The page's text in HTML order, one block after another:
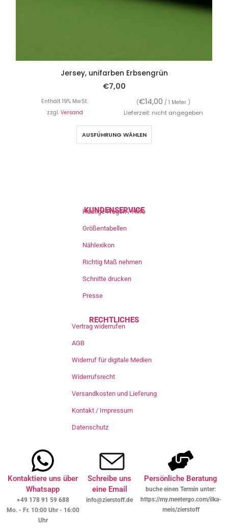
Jersey, unifarben Erbsengrün
€7,00
Enthält 19% MwSt. (€14,00 / 1 Meter )
zzgl. Versand Lieferzeit: nicht angegeben
AUSFÜHRUNG WÄHLEN
KUNDENSERVICE
Häufige Fragen / Hilfe
Größentabellen
Nählexikon
Richtig Maß nehmen
Schnitte drucken
Presse
RECHTLICHES
Vertrag widerrufen
AGB
Widerruf für digitale Medien
Widerrufsrecht
Versandkosten und Lieferung
Kontakt / Impressum
Datenschutz
Kontaktiere uns über
Whatsapp
+49 178 91 59 688
Mo. - Fr. 10:00 Uhr - 16:00
Uhr
Schreibe uns
eine Email
info@zierstoff.de
Persönliche Beratung
buche einen Termin unter:
https://my.meetergo.com/ilka-
meis/zierstoff